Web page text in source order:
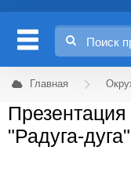
Главная
"Радуга-